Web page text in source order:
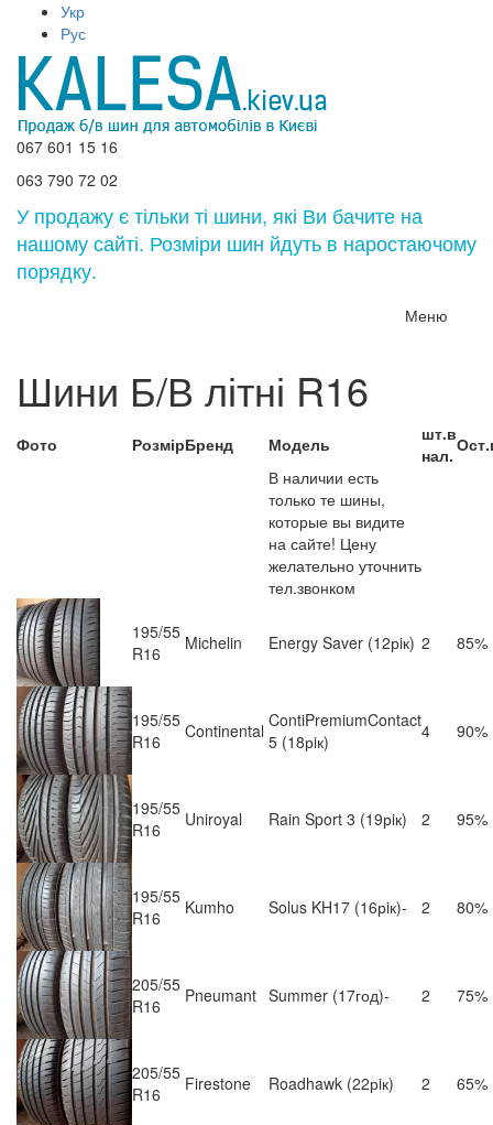
Укр
Рус
067 601 15 16
063 790 72 02
У продажу є тільки ті шини, які Ви бачите на
нашому сайті. Розміри шин йдуть в наростаючому
порядку.
Меню
Шини Б/В літні R16
Фото РозмірБренд Модель
шт.в
нал.
В наличии есть
только те шины,
которые вы видите
на сайте! Цену
желательно уточнить
тел.звонком
195/55
R16
Michelin Energy Saver (12рiк) 2 85%
195/55
R16
Continental ContiPremiumContact
5 (18рiк)
4 90%
195/55
R16
Uniroyal Rain Sport 3 (19рiк) 2 95%
195/55
R16
Kumho Solus KH17 (16рiк)- 2 80%
205/55
R16
Pneumant Summer (17год)- 2 75%
205/55
R16
Firestone Roadhawk (22рiк) 2 65%